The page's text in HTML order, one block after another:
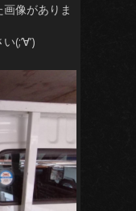
像がありま
(;’∀’)